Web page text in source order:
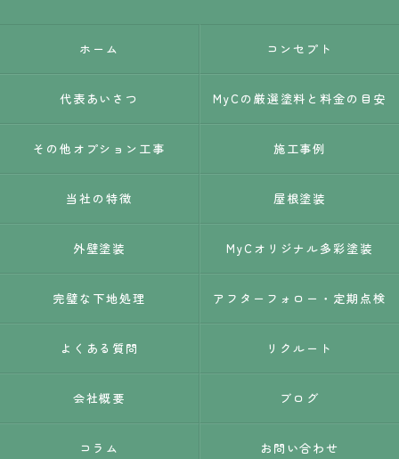
ホーム コンセプト
代表あいさつ MyCの厳選塗料と料金の目安
その他オプション工事 施工事例
当社の特徴 屋根塗装
外壁塗装 MyCオリジナル多彩塗装
完璧な下地処理 アフターフォロー・定期点検
よくある質問 リクルート
会社概要 ブログ
コラム お問い合わせ